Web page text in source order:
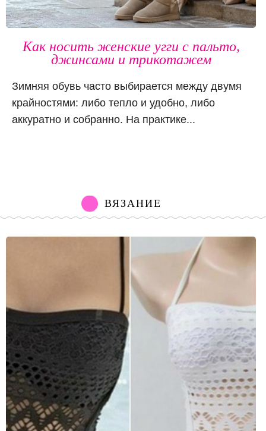
Как носить женские угги с пальто,
джинсами и трикотажем
Зимняя обувь часто выбирается между двумя
крайностями: либо тепло и удобно, либо
аккуратно и собранно. На практике...
ВЯЗАНИЕ